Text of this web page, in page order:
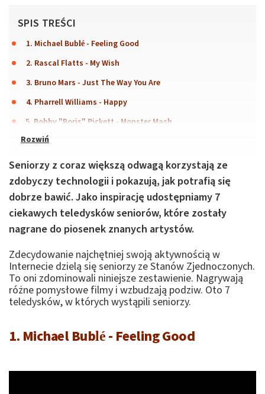
SPIS TREŚCI
1. Michael Bublé - Feeling Good
2. Rascal Flatts - My Wish
3. Bruno Mars - Just The Way You Are
4. Pharrell Williams - Happy
5. Bobby "Boris" Pickett - Monster Mash
Seniorzy z coraz większą odwagą korzystają ze
zdobyczy technologii i pokazują, jak potrafią się
dobrze bawić. Jako inspirację udostępniamy 7
ciekawych teledysków seniorów, które zostały
nagrane do piosenek znanych artystów.
Zdecydowanie najchętniej swoją aktywnością w
Internecie dzielą się seniorzy ze Stanów Zjednoczonych.
To oni zdominowali niniejsze zestawienie. Nagrywają
różne pomysłowe filmy i wzbudzają podziw. Oto 7
teledysków, w których wystąpili seniorzy.
1. Michael Bublé - Feeling Good